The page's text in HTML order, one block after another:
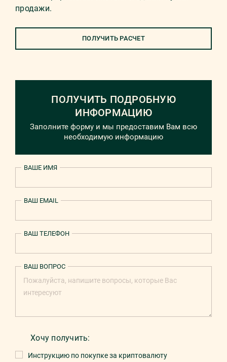
продажи.
ПОЛУЧИТЬ РАСЧЕТ
ПОЛУЧИТЬ ПОДРОБНУЮ
ИНФОРМАЦИЮ
Заполните форму и мы предоставим Вам всю
необходимую информацию
ВАШЕ ИМЯ
ВАШ EMAIL
ВАШ ТЕЛЕФОН
Хочу получить:
Инструкцию по покупке за криптовалюту
ВАШ ВОПРОС